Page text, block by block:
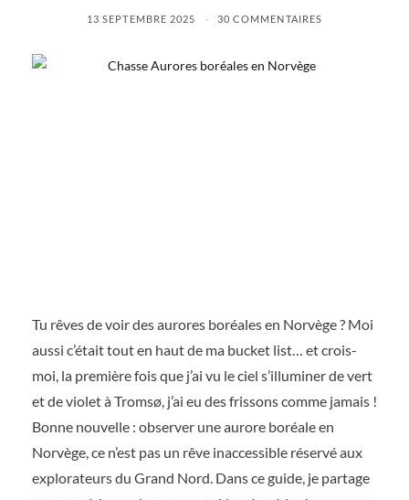
13 SEPTEMBRE 2025 30 COMMENTAIRES
Tu rêves de voir des aurores boréales en Norvège ? Moi
aussi c’était tout en haut de ma bucket list… et crois-
moi, la première fois que j’ai vu le ciel s’illuminer de vert
et de violet à Tromsø, j’ai eu des frissons comme jamais !
Bonne nouvelle : observer une aurore boréale en
Norvège, ce n’est pas un rêve inaccessible réservé aux
explorateurs du Grand Nord. Dans ce guide, je partage